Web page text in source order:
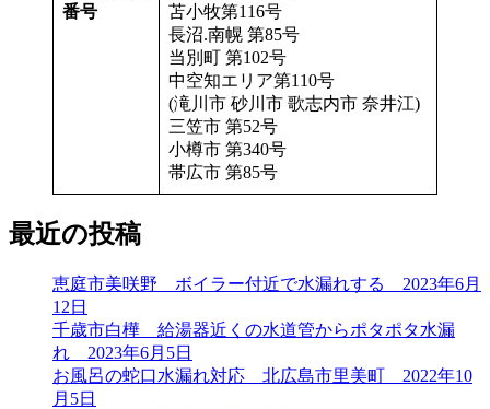
番号
苫小牧第116号
長沼.南幌 第85号
当別町 第102号
中空知エリア第110号
(滝川市 砂川市 歌志内市 奈井江)
三笠市 第52号
小樽市 第340号
帯広市 第85号
最近の投稿
恵庭市美咲野 ボイラー付近で水漏れする 2023年6月
12日
千歳市白樺 給湯器近くの水道管からポタポタ水漏
れ 2023年6月5日
お風呂の蛇口水漏れ対応 北広島市里美町 2022年10
月5日